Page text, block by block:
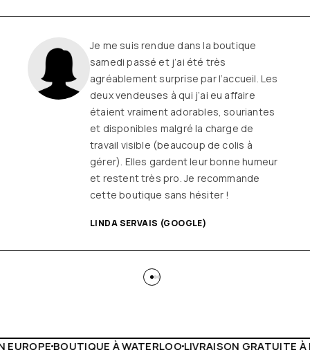
Une boutique familiale, à l’écoute et
remplie de joie de vivre
Les
vêtements sont de qualité, tendances
et originaux pour différentes
morphologies
et ça fait très
longtemps que j’y vais (depuis le début
ou quasiment) J’adore y faire un tour et
on ne sort jamais (ou presque) sans rien
LIVRAISON GRATUITE À PARTIR DE 150€LIVE